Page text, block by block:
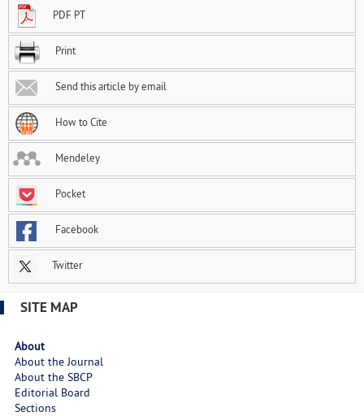
PDF PT
Print
Send this article by email
How to Cite
Mendeley
Pocket
Facebook
Twitter
SITE MAP
About
About the Journal
About the SBCP
Editorial Board
Sections